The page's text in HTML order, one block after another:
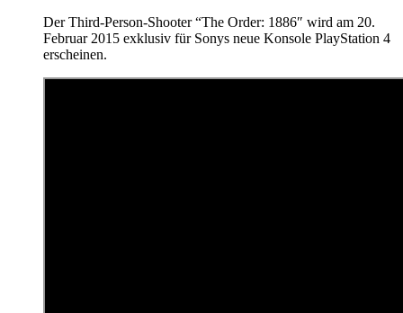
Der Third-Person-Shooter “The Order: 1886″ wird am 20.
Februar 2015 exklusiv für Sonys neue Konsole PlayStation 4
erscheinen.